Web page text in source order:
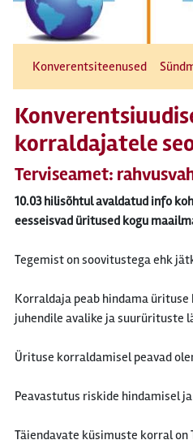
Konverentsiteenused
korraldajatele
Terviseamet:
10.03 hilisõhtul avaldatud info
eesseisvad üritused kogu
Tegemist on soovitustega ehk
Korraldaja peab hindama
juhendile avalike ja suurürituste
Ürituse korraldamisel peavad
Peavastutus riskide hindamisel
Täiendavate küsimuste korral